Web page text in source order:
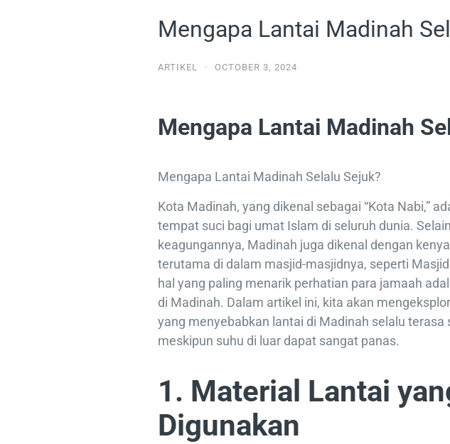
Mengapa Lantai Madinah
ARTIKEL · OCTOBER 3, 2024
Mengapa Lantai Madinah
Mengapa Lantai Madinah Selalu Sejuk?
Kota Madinah, yang dikenal sebagai “Kota Nabi,”
tempat suci bagi umat Islam di seluruh dunia.
keagungannya, Madinah juga dikenal dengan
terutama di dalam masjid-masjidnya, seperti
hal yang paling menarik perhatian para jamaah
di Madinah. Dalam artikel ini, kita akan
yang menyebabkan lantai di Madinah selalu terasa
meskipun suhu di luar dapat sangat panas.
1. Material Lantai
Digunakan